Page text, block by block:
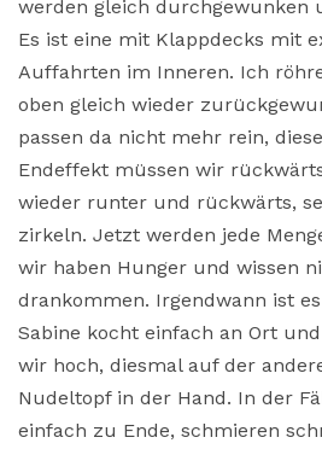
werden gleich durchgewunken
Es ist eine mit Klappdecks mit
Auffahrten im Inneren. Ich
oben gleich wieder
passen da nicht mehr rein,
Endeffekt müssen wir
wieder runter und rückwärts,
zirkeln. Jetzt werden jede
wir haben Hunger und wissen
drankommen. Irgendwann ist
Sabine kocht einfach an Ort
wir hoch, diesmal auf der
Nudeltopf in der Hand. In der
einfach zu Ende, schmieren